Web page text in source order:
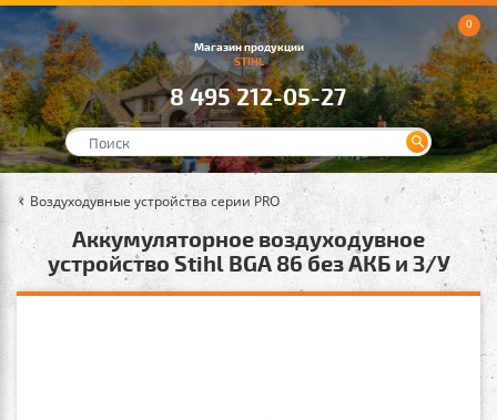
Магазин продукции
STIHL
8 495 212-05-27
0
Воздуходувные устройства серии PRO
Аккумуляторное воздуходувное
устройство Stihl BGA 86 без АКБ и З/У